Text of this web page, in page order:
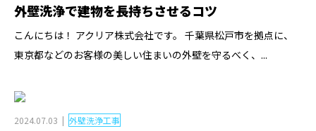
外壁洗浄で建物を長持ちさせるコツ
こんにちは！ アクリア株式会社です。 千葉県松戸市を拠点に、
東京都などのお客様の美しい住まいの外壁を守るべく、...
2024.07.03 外壁洗浄工事